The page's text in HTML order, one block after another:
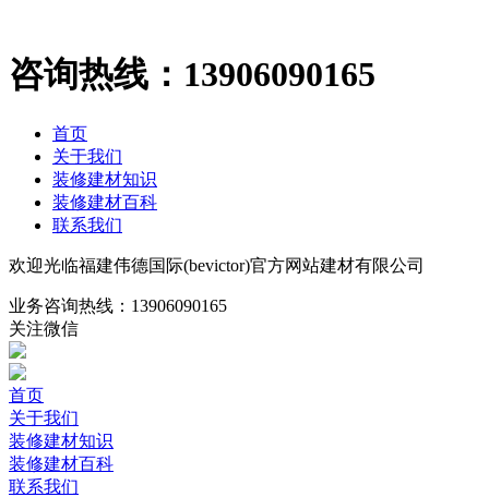
咨询热线： 13906090165
首页
关于我们
装修建材知识
装修建材百科
联系我们
欢迎光临福建伟德国际(bevictor)官方网站建材有限公司
业务咨询热线： 13906090165
关注微信
首页
关于我们
装修建材知识
装修建材百科
联系我们